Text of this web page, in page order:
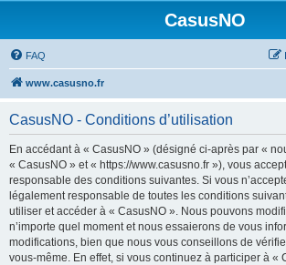
CasusNO
FAQ
www.casusno.fr
CasusNO - Conditions d’utilisation
En accédant à « CasusNO » (désigné ci-après par «
« CasusNO » et « https://www.casusno.fr »), vous
responsable des conditions suivantes. Si vous
légalement responsable de toutes les conditions
utiliser et accéder à « CasusNO ». Nous pouvons
n’importe quel moment et nous essaierons de vous
modifications, bien que nous vous conseillons de
vous-même. En effet, si vous continuez à participer à «